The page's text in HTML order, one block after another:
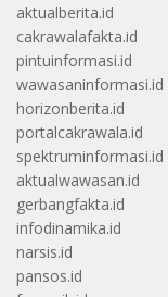
aktualberita.id
cakrawalafakta.id
pintuinformasi.id
wawasaninformasi.id
horizonberita.id
portalcakrawala.id
spektruminformasi.id
aktualwawasan.id
gerbangfakta.id
infodinamika.id
narsis.id
pansos.id